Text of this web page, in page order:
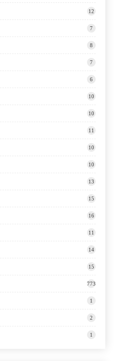
12
7
8
7
6
10
10
11
10
10
13
15
16
11
14
15
773
1
2
1